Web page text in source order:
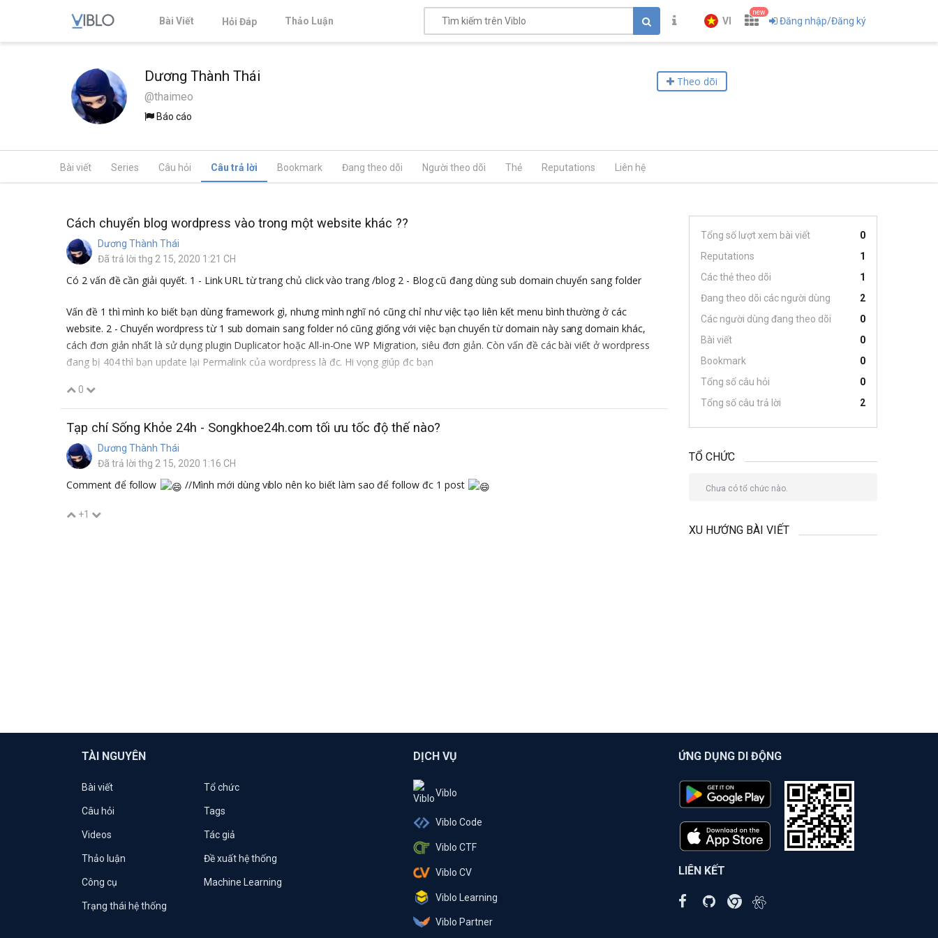
Bài Viết Hỏi Đáp Thảo Luận VI
new
Đăng nhập/Đăng ký
Dương Thành Thái
@thaimeo
Báo cáo
Theo dõi
Bài viết Series Câu hỏi Câu trả lời Bookmark Đang theo dõi Người theo dõi Thẻ Reputations Liên hệ
Cách chuyển blog wordpress vào trong một website khác ??
Dương Thành Thái
Đã trả lời thg 2 15, 2020 1:21 CH
Có 2 vấn đề cần giải quyết. 1 - Link URL từ trang chủ click vào trang /blog 2 - Blog cũ đang dùng sub domain chuyển sang folder
Vấn đề 1 thì mình ko biết bạn dùng framework gì, nhưng mình nghĩ nó cũng chỉ như việc tạo liên kết menu bình thường ở các
website. 2 - Chuyển wordpress từ 1 sub domain sang folder nó cũng giống với việc bạn chuyển từ domain này sang domain khác,
cách đơn giản nhất là sử dụng plugin Duplicator hoặc All-in-One WP Migration, siêu đơn giản. Còn vấn đề các bài viết ở wordpress
đang bị 404 thì bạn update lại Permalink của wordpress là đc. Hi vọng giúp đc bạn
0
Tạp chí Sống Khỏe 24h - Songkhoe24h.com tối ưu tốc độ thế nào?
Dương Thành Thái
Đã trả lời thg 2 15, 2020 1:16 CH
Comment để follow //Mình mới dùng viblo nên ko biết làm sao để follow đc 1 post
+1
Tổng số lượt xem bài viết
0
Reputations
1
Các thẻ theo dõi
1
Đang theo dõi các người dùng
2
Các người dùng đang theo dõi
0
Bài viết
0
Bookmark
0
Tổng số câu hỏi
0
Tổng số câu trả lời
2
TỔ CHỨC
Chưa có tổ chức nào.
XU HƯỚNG BÀI VIẾT
TÀI NGUYÊN
Bài viết Tổ chức
Câu hỏi Tags
Videos Tác giả
Thảo luận Đề xuất hệ thống
Công cụ Machine Learning
Trạng thái hệ thống
DỊCH VỤ
Viblo
Viblo Code
Viblo CTF
Viblo CV
Viblo Learning
Viblo Partner
ỨNG DỤNG DI ĐỘNG
LIÊN KẾT